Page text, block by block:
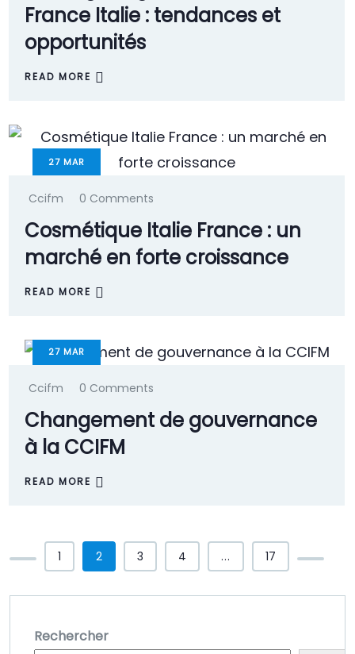
France Italie : tendances et
opportunités
READ MORE
27 MAR
Ccifm 0 Comments
Cosmétique Italie France : un
marché en forte croissance
READ MORE
27 MAR
Ccifm 0 Comments
Changement de gouvernance
à la CCIFM
READ MORE
1 2 3 4 ... 17
Rechercher